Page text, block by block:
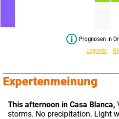
Prognosen in
Legende
Expertenmeinung
This afternoon in Casa Blanca,
storms. No precipitation. Light